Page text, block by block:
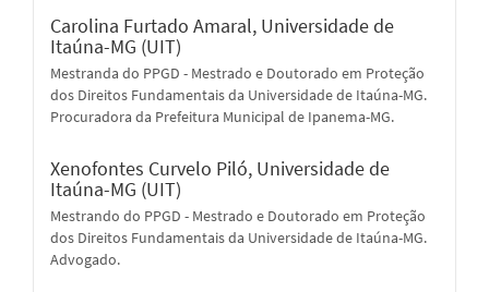
Carolina Furtado Amaral, Universidade de
Itaúna-MG (UIT)
Mestranda do PPGD - Mestrado e Doutorado em Proteção
dos Direitos Fundamentais da Universidade de Itaúna-MG.
Procuradora da Prefeitura Municipal de Ipanema-MG.
Xenofontes Curvelo Piló, Universidade de
Itaúna-MG (UIT)
Mestrando do PPGD - Mestrado e Doutorado em Proteção
dos Direitos Fundamentais da Universidade de Itaúna-MG.
Advogado.